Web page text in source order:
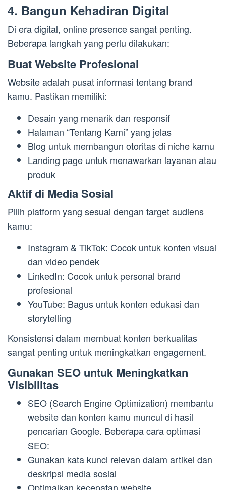
4. Bangun Kehadiran Digital
Di era digital, online presence sangat penting.
Beberapa langkah yang perlu dilakukan:
Buat Website Profesional
Website adalah pusat informasi tentang brand
kamu. Pastikan memiliki:
Desain yang menarik dan responsif
Halaman “Tentang Kami” yang jelas
Blog untuk membangun otoritas di niche kamu
Landing page untuk menawarkan layanan atau
produk
Aktif di Media Sosial
Pilih platform yang sesuai dengan target audiens
kamu:
Instagram & TikTok: Cocok untuk konten visual
dan video pendek
LinkedIn: Cocok untuk personal brand
profesional
YouTube: Bagus untuk konten edukasi dan
storytelling
Konsistensi dalam membuat konten berkualitas
sangat penting untuk meningkatkan engagement.
Gunakan SEO untuk Meningkatkan
Visibilitas
SEO (Search Engine Optimization) membantu
website dan konten kamu muncul di hasil
pencarian Google. Beberapa cara optimasi
SEO:
Gunakan kata kunci relevan dalam artikel dan
deskripsi media sosial